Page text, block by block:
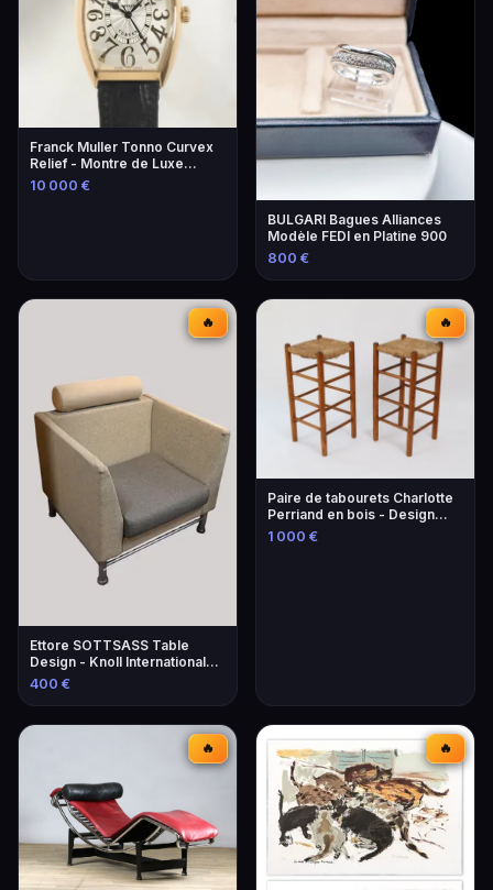
Franck Muller Tonno Curvex
Relief - Montre de Luxe
Unique
10 000 €
BULGARI Bagues Alliances
Modèle FEDI en Platine 900
800 €
🔥
Ettore SOTTSASS Table
Design - Knoll International
Éditeur
400 €
🔥
Paire de tabourets Charlotte
Perriand en bois - Design
iconique
1 000 €
🔥 🔥